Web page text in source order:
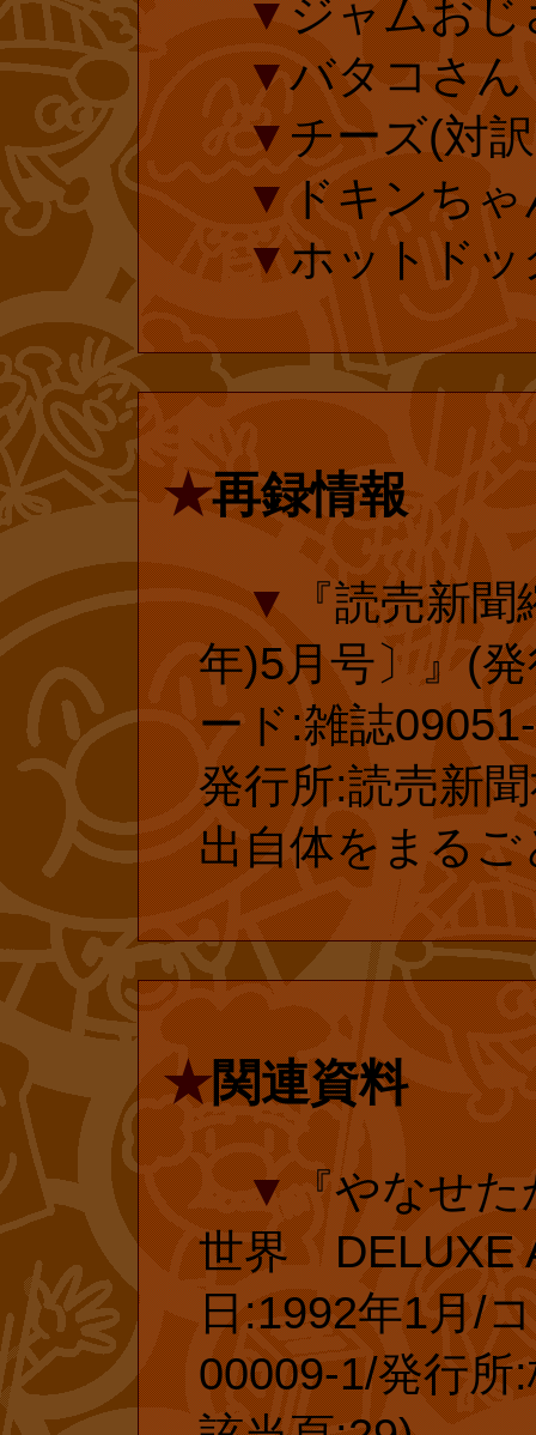
かし))』 投
ア本を皆さ
刊ドットコ
復刊ドットコ
されている『
票ページです
プ限定ではな
刊にご協力お
■『【原
とカレーパ
メルヘン傑
絵=やなせ
かし))』 投
ア本を皆さ
刊ドットコ
復刊ドットコ
されている『
パンマン』の
ィシャルショ
延長手続き
投票済みのフ
ありがとうご
ら、復刊ドッ
23年)1月に大
われ、それに伴
入されました
延長手続きし
後の延長手続
ます。
▼ジャムおじ
▼バタコさん
▼チーズ(対
▼ドキンちゃ
▼ホットドッ
★再録情報
▼『読売新聞
年)5月号〕』(
ード:雑誌
発行所:読売新
出自体をまるご
★関連資料
▼『やなせ
世界 DELUXE
日:1992年1月/
00009-1/発行所